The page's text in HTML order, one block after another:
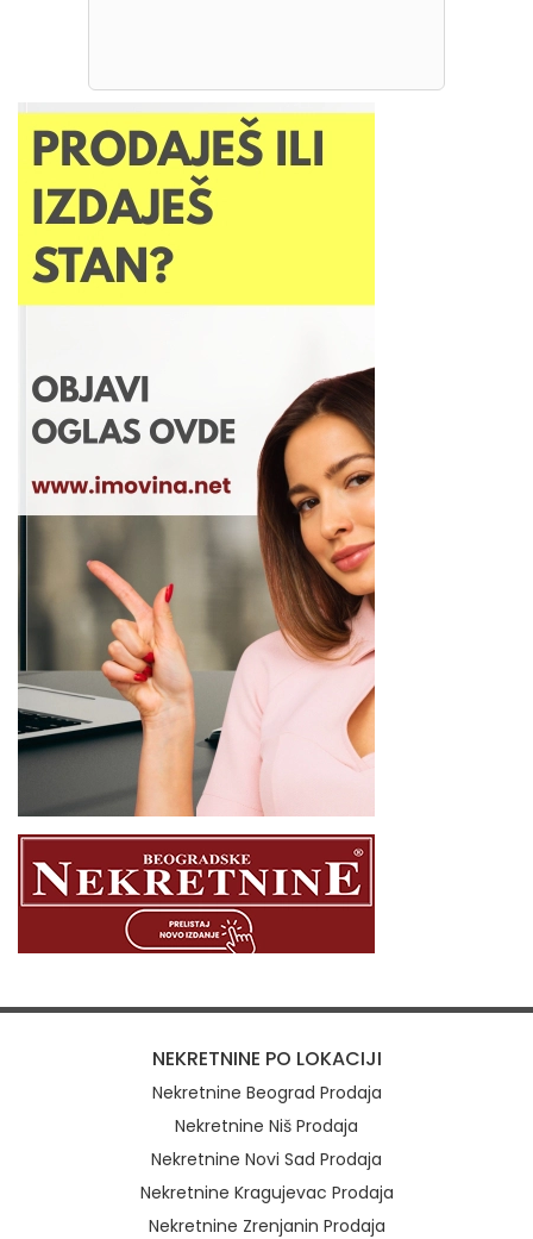
NEKRETNINE PO LOKACIJI
Nekretnine Beograd Prodaja
Nekretnine Niš Prodaja
Nekretnine Novi Sad Prodaja
Nekretnine Kragujevac Prodaja
Nekretnine Zrenjanin Prodaja